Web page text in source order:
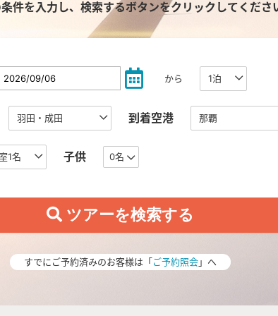
件を入力し、検索するボタンをクリックしてくださ
から
到着空港
子供 0名
すでにご予約済みのお客様は「ご予約照会」へ